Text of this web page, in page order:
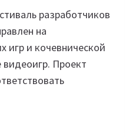
разработчиков
на
игр и кочевнической
видеоигр. Проект